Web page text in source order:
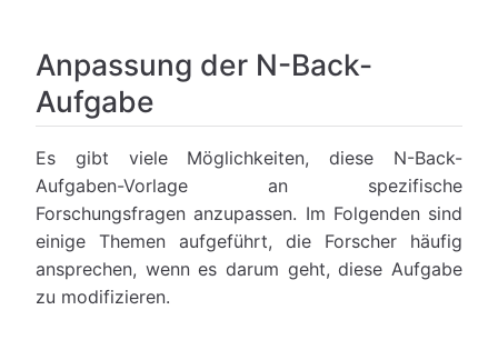
Anpassung der N-Back-
Aufgabe
Es gibt viele Möglichkeiten, diese N-Back-
Aufgaben-Vorlage an spezifische
Forschungsfragen anzupassen. Im Folgenden sind
einige Themen aufgeführt, die Forscher häufig
ansprechen, wenn es darum geht, diese Aufgabe
zu modifizieren.